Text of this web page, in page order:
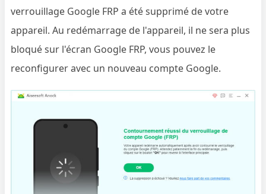
verrouillage Google FRP a été supprimé de votre
appareil. Au redémarrage de l'appareil, il ne sera plus
bloqué sur l'écran Google FRP, vous pouvez le
reconfigurer avec un nouveau compte Google.